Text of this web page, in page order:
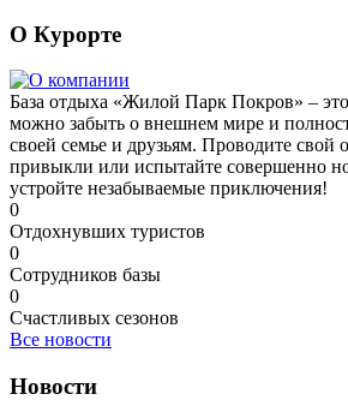
О Курорте
База отдыха «Жилой Парк Покров» – это
можно забыть о внешнем мире и
своей семье и друзьям. Проводите свой
привыкли или испытайте совершенно
устройте незабываемые приключения!
0
Отдохнувших туристов
0
Сотрудников базы
0
Счастливых сезонов
Все новости
Новости